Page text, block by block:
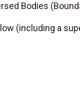
Bodies
(including a